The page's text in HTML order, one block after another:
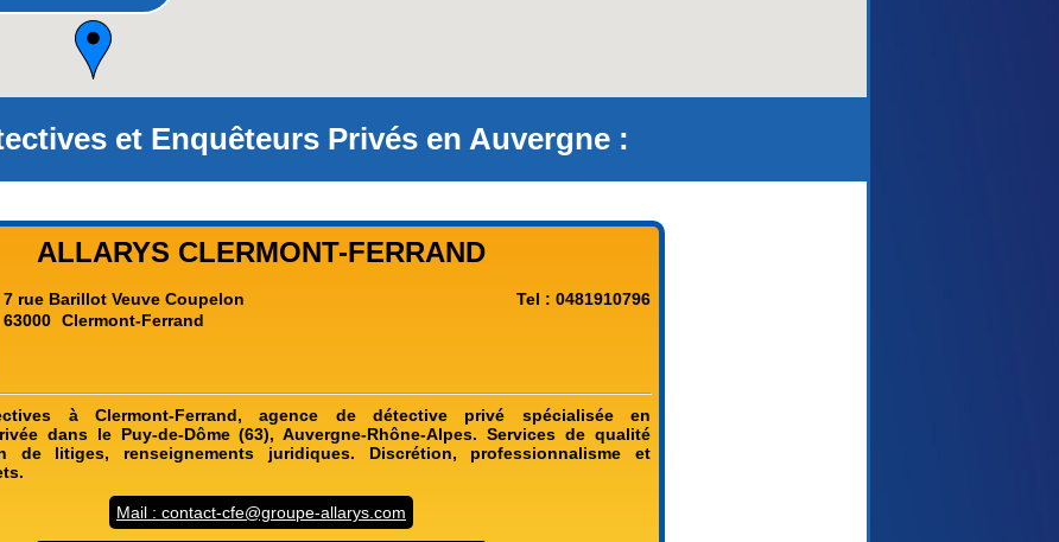
et Enquêteurs Privés en Auvergne :
ALLARYS CLERMONT-FERRAND
7 rue Barillot Veuve Coupelon
63000 Clermont-Ferrand
Tel : 0481910796
à Clermont-Ferrand, agence de détective privé spécialisée en
dans le Puy-de-Dôme (63), Auvergne-Rhône-Alpes. Services de qualité
de litiges, renseignements juridiques. Discrétion, professionnalisme et
Mail : contact-cfe@groupe-allarys.com